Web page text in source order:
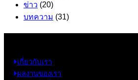
ข่าว (20)
บทความ (31)
เกี่ยวกับเรา
ผลงานของเรา